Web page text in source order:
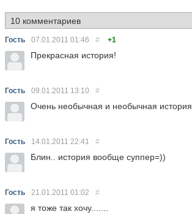
Гость 07.01.2011 01:46 # +1
Прекрасная история!
Гость 09.01.2011 13:10 #
Очень необычная и необычная история.
Гость 14.01.2011 22:41 #
Блин.. история вообще суппер=))
Гость 21.01.2011 01:02 #
я тоже так хочу.......